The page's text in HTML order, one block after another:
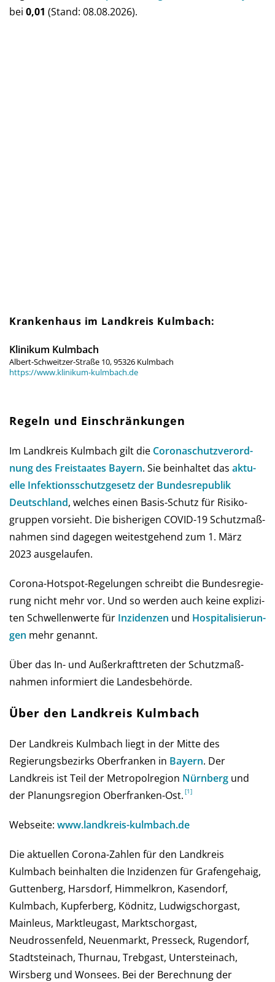
bei 0,01 (Stand: 08.08.2026).
Krankenhaus im Landkreis Kulmbach:
Klinikum Kulmbach
Albert-Schweitzer-Straße 10, 95326 Kulmbach
https://www.klinikum-kulmbach.de
Regeln und Einschränkungen
Im Landkreis Kulmbach gilt die Corona­schutz­ver­ord­
nung des Frei­staates Bay­ern. Sie be­in­hal­tet das aktu­
elle Infe­ktions­schutz­ge­setz der Bun­des­re­pub­lik
Deutsch­land, wel­ches einen Basis-Schutz für Risi­ko­
grup­pen vor­sieht. Die bis­he­ri­gen COVID-19 Schutz­maß­
nah­men sind da­ge­gen wei­test­gehend zum 1. März
2023 ausgelaufen.
Corona-Hot­spot-Regelungen schreibt die Bun­des­re­gie­
rung nicht mehr vor. Und so wer­den auch keine ex­pli­zi­
ten Schwel­len­werte für Inzi­den­zen und Hos­pi­ta­li­sie­run­
gen mehr genannt.
Über das In- und Außer­kraft­treten der Schutz­maß­
nahmen infor­miert die Landes­behörde.
Über den Landkreis Kulmbach
Der Landkreis Kulmbach liegt in der Mitte des
Regierungsbezirks Oberfranken in Bay­ern. Der
Landkreis ist Teil der Metropolregion Nürnberg und
der Planungsregion Oberfranken-Ost.
Webseite: www.landkreis-kulmbach.de
Die aktuellen Corona-Zahlen für den Landkreis
Kulmbach beinhalten die Inzidenzen für Grafengehaig,
Guttenberg, Harsdorf, Himmelkron, Kasendorf,
Kulmbach, Kupferberg, Ködnitz, Ludwigschorgast,
Mainleus, Marktleugast, Marktschorgast,
Neudrossenfeld, Neuenmarkt, Presseck, Rugendorf,
Stadtsteinach, Thurnau, Trebgast, Untersteinach,
Wirsberg und Wonsees. Bei der Be­rech­nung der